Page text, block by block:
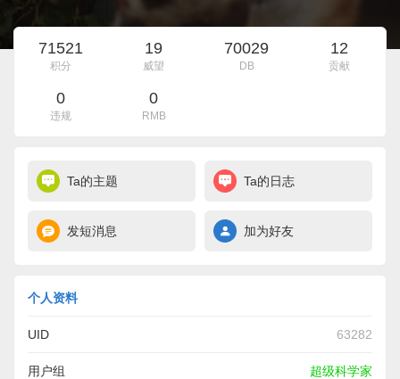
71521
积分
19
威望
70029
DB
12
贡献
0
违规
0
RMB
Ta的主题 Ta的日志
发短消息 加为好友
个人资料
UID 63282
用户组 超级科学家